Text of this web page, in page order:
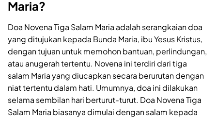
Maria?
Doa Novena Tiga Salam Maria adalah serangkaian doa
yang ditujukan kepada Bunda Maria, ibu Yesus Kristus,
dengan tujuan untuk memohon bantuan, perlindungan,
atau anugerah tertentu. Novena ini terdiri dari tiga
salam Maria yang diucapkan secara berurutan dengan
niat tertentu dalam hati. Umumnya, doa ini dilakukan
selama sembilan hari berturut-turut. Doa Novena Tiga
Salam Maria biasanya dimulai dengan salam kepada